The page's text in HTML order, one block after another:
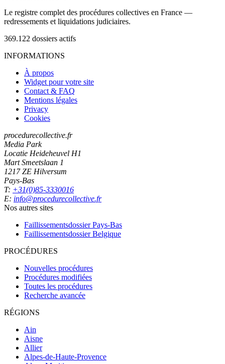
Le registre complet des procédures collectives en France —
redressements et liquidations judiciaires.
369.122 dossiers actifs
INFORMATIONS
À propos
Widget pour votre site
Contact & FAQ
Mentions légales
Privacy
Cookies
procedurecollective.fr
Media Park
Locatie Heideheuvel H1
Mart Smeetslaan 1
1217 ZE Hilversum
Pays-Bas
T: +31(0)85-3330016
E: info@procedurecollective.fr
Nos autres sites
Faillissementsdossier Pays-Bas
Faillissementsdossier Belgique
PROCÉDURES
Nouvelles procédures
Procédures modifiées
Toutes les procédures
Recherche avancée
RÉGIONS
Ain
Aisne
Allier
Alpes-de-Haute-Provence